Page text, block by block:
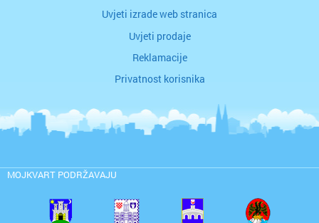
Uvjeti izrade web stranica
Uvjeti prodaje
Reklamacije
Privatnost korisnika
MOJKVART PODRŽAVAJU